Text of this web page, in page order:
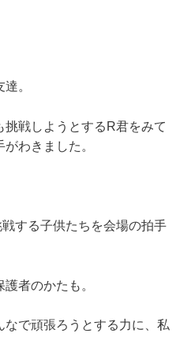
。
戦しようとするR君をみて
わきました。
する子供たちを会場の拍手
者のかたも。
で頑張ろうとする力に、私